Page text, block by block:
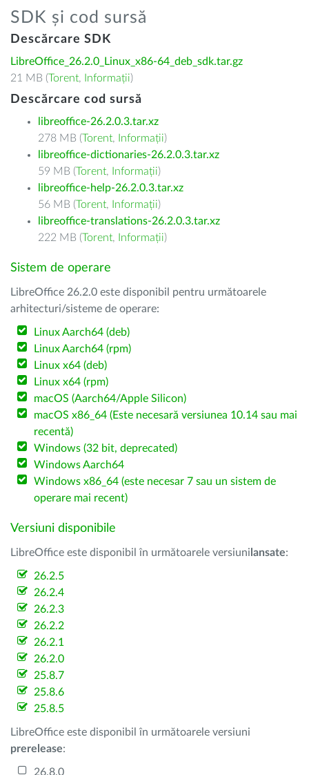
SDK și cod sursă
Descărcare SDK
LibreOffice_26.2.0_Linux_x86-64_deb_sdk.tar.gz
21 MB (Torent, Informații)
Descărcare cod sursă
libreoffice-26.2.0.3.tar.xz
278 MB (Torent, Informații)
libreoffice-dictionaries-26.2.0.3.tar.xz
59 MB (Torent, Informații)
libreoffice-help-26.2.0.3.tar.xz
56 MB (Torent, Informații)
libreoffice-translations-26.2.0.3.tar.xz
222 MB (Torent, Informații)
Sistem de operare
LibreOffice 26.2.0 este disponibil pentru următoarele
arhitecturi/sisteme de operare:
Linux Aarch64 (deb)
Linux Aarch64 (rpm)
Linux x64 (deb)
Linux x64 (rpm)
macOS (Aarch64/Apple Silicon)
macOS x86_64 (Este necesară versiunea 10.14 sau mai
recentă)
Windows (32 bit, deprecated)
Windows Aarch64
Windows x86_64 (este necesar 7 sau un sistem de
operare mai recent)
Versiuni disponibile
LibreOffice este disponibil în următoarele versiuni lansate:
26.2.5
26.2.4
26.2.3
26.2.2
26.2.1
26.2.0
25.8.7
25.8.6
25.8.5
LibreOffice este disponibil în următoarele versiuni
prerelease:
26.8.0